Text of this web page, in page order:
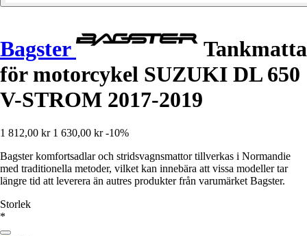
Bagster
Tankmatta
för motorcykel SUZUKI DL 650
V-STROM 2017-2019
1 812,00 kr 1 630,00 kr -10%
Bagster komfortsadlar och stridsvagnsmattor tillverkas i Normandie
med traditionella metoder, vilket kan innebära att vissa modeller tar
längre tid att leverera än autres produkter från varumärket Bagster.
Storlek
*